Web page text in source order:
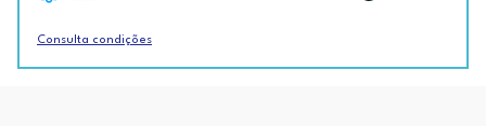
Consulta condições